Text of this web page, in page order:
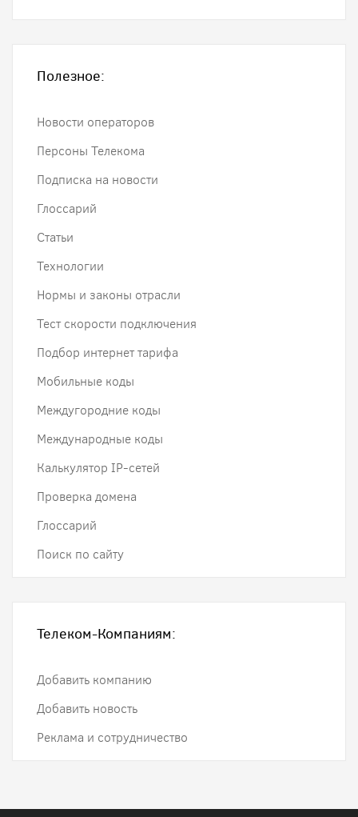
Полезное:
Новости операторов
Персоны Телекома
Подписка на новости
Глоссарий
Статьи
Технологии
Нормы и законы отрасли
Тест скорости подключения
Подбор интернет тарифа
Мобильные коды
Междугородние коды
Международные коды
Калькулятор IP-сетей
Проверка домена
Глоссарий
Поиск по сайту
Телеком-Компаниям:
Добавить компанию
Добавить новость
Реклама и сотрудничество